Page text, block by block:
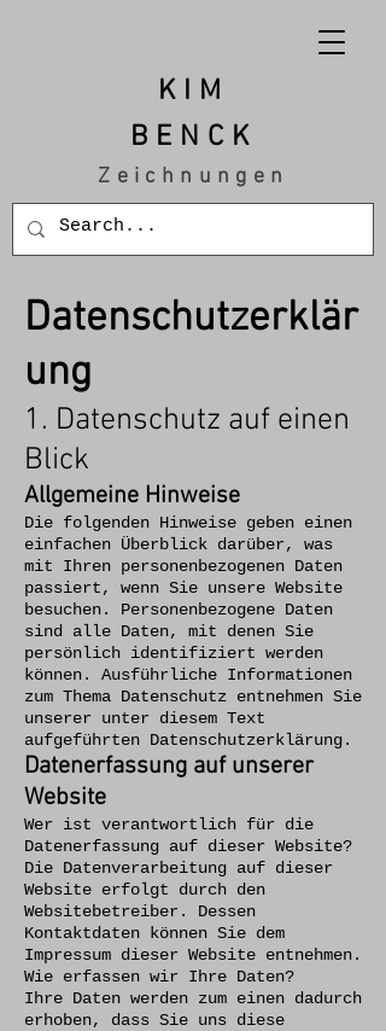
KIM
BENCK
Zeichnungen
Datenschutzerklär
ung
1. Datenschutz auf einen
Blick
Allgemeine Hinweise
Die folgenden Hinweise geben einen
einfachen Überblick darüber, was
mit Ihren personenbezogenen Daten
passiert, wenn Sie unsere Website
besuchen. Personenbezogene Daten
sind alle Daten, mit denen Sie
persönlich identifiziert werden
können. Ausführliche Informationen
zum Thema Datenschutz entnehmen Sie
unserer unter diesem Text
aufgeführten Datenschutzerklärung.
Datenerfassung auf unserer
Website
Wer ist verantwortlich für die
Datenerfassung auf dieser Website?
Die Datenverarbeitung auf dieser
Website erfolgt durch den
Websitebetreiber. Dessen
Kontaktdaten können Sie dem
Impressum dieser Website entnehmen.
Wie erfassen wir Ihre Daten?
Ihre Daten werden zum einen dadurch
erhoben, dass Sie uns diese